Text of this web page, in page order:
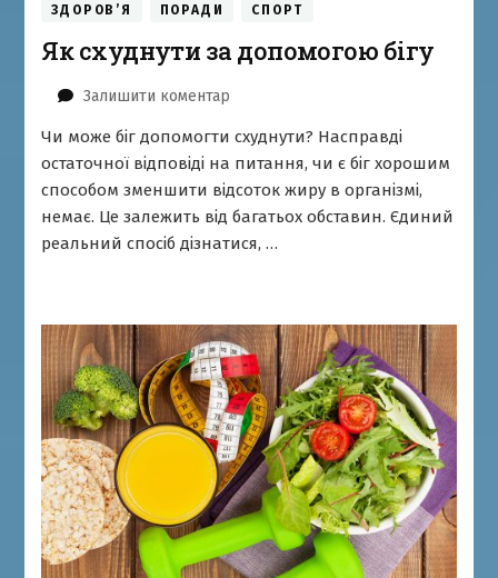
ЗДОРОВ’Я ПОРАДИ СПОРТ
Як схуднути за допомогою бігу
Залишити коментар
схуднути
за
допомогою
бігу
Чи може біг допомогти схуднути? Насправді
остаточної відповіді на питання, чи є біг хорошим
способом зменшити відсоток жиру в організмі,
немає. Це залежить від багатьох обставин. Єдиний
реальний спосіб дізнатися, …